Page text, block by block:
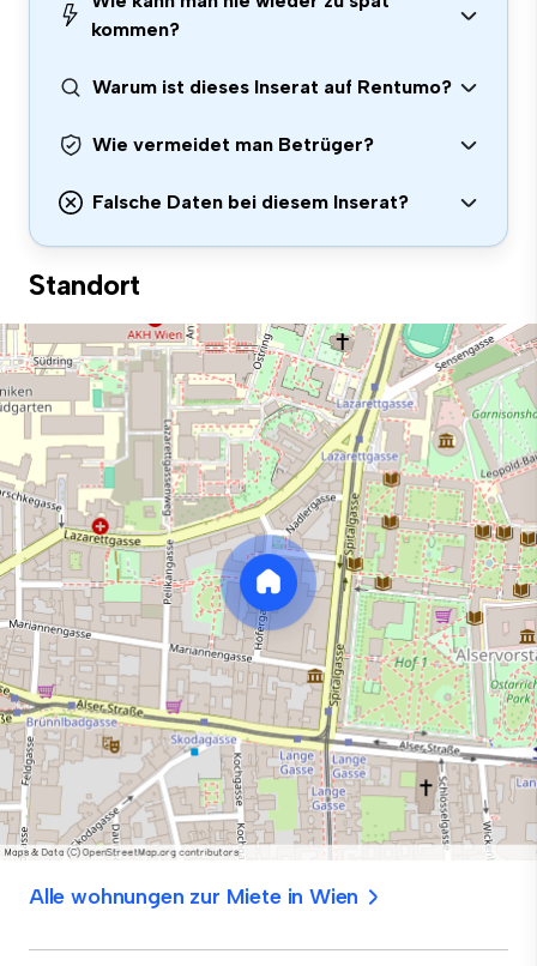
kommen?
Warum ist dieses Inserat auf Rentumo?
Wie vermeidet man Betrüger?
Falsche Daten bei diesem Inserat?
Standort
Alle wohnungen zur Miete in Wien